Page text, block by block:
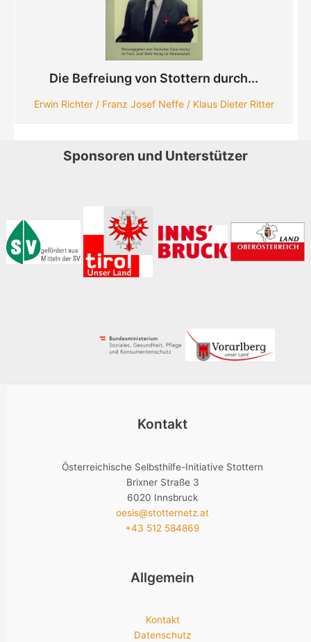
Die Befreiung von Stottern durch...
Erwin Richter / Franz Josef Neffe / Klaus Dieter Ritter
Sponsoren und Unterstützer
Kontakt
Österreichische Selbsthilfe-Initiative Stottern
Brixner Straße 3
6020 Innsbruck
oesis@stotternetz.at
+43 512 584869
Allgemein
Kontakt
Datenschutz